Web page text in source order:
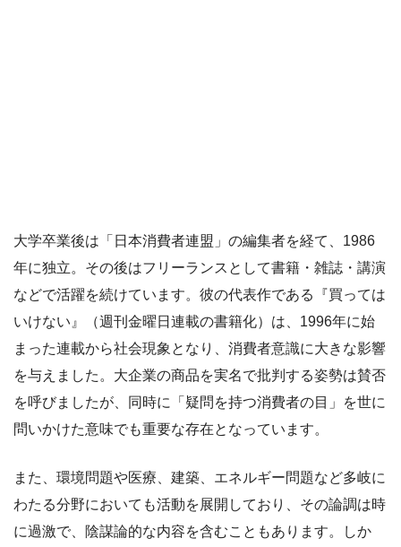
大学卒業後は「日本消費者連盟」の編集者を経て、1986
年に独立。その後はフリーランスとして書籍・雑誌・講演
などで活躍を続けています。彼の代表作である『買っては
いけない』（週刊金曜日連載の書籍化）は、1996年に始
まった連載から社会現象となり、消費者意識に大きな影響
を与えました。大企業の商品を実名で批判する姿勢は賛否
を呼びましたが、同時に「疑問を持つ消費者の目」を世に
問いかけた意味でも重要な存在となっています。
また、環境問題や医療、建築、エネルギー問題など多岐に
わたる分野においても活動を展開しており、その論調は時
に過激で、陰謀論的な内容を含むこともあります。しか